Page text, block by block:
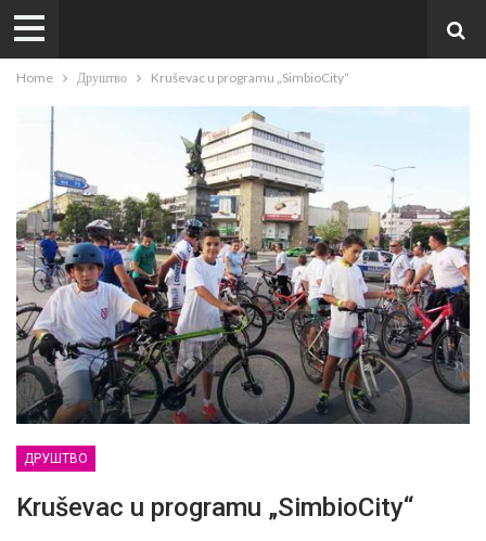
Home Друштво Kruševac u programu „SimbioCity“
ДРУШТВО
Kruševac u programu „SimbioCity“